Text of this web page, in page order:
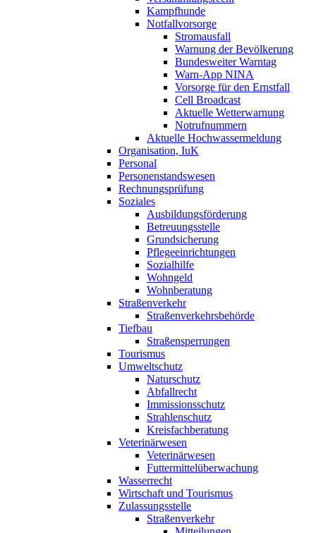
Kampfhunde
Notfallvorsorge
Stromausfall
Warnung der Bevölkerung
Bundesweiter Warntag
Warn-App NINA
Vorsorge für den Ernstfall
Cell Broadcast
Aktuelle Wetterwarnung
Notrufnummern
Aktuelle Hochwassermeldung
Organisation, IuK
Personal
Personenstandswesen
Rechnungsprüfung
Soziales
Ausbildungsförderung
Betreuungsstelle
Grundsicherung
Pflegeeinrichtungen
Sozialhilfe
Wohngeld
Wohnberatung
Straßenverkehr
Straßenverkehrsbehörde
Tiefbau
Straßensperrungen
Tourismus
Umweltschutz
Naturschutz
Abfallrecht
Immissionsschutz
Strahlenschutz
Kreisfachberatung
Veterinärwesen
Veterinärwesen
Futtermittelüberwachung
Wasserrecht
Wirtschaft und Tourismus
Zulassungsstelle
Straßenverkehr